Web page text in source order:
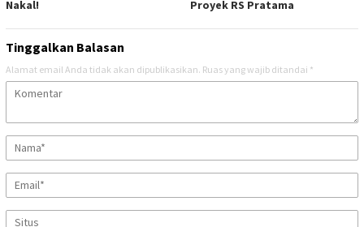
Nakal!
Proyek RS Pratama
Tinggalkan Balasan
Alamat email Anda tidak akan dipublikasikan. Ruas yang wajib ditandai *